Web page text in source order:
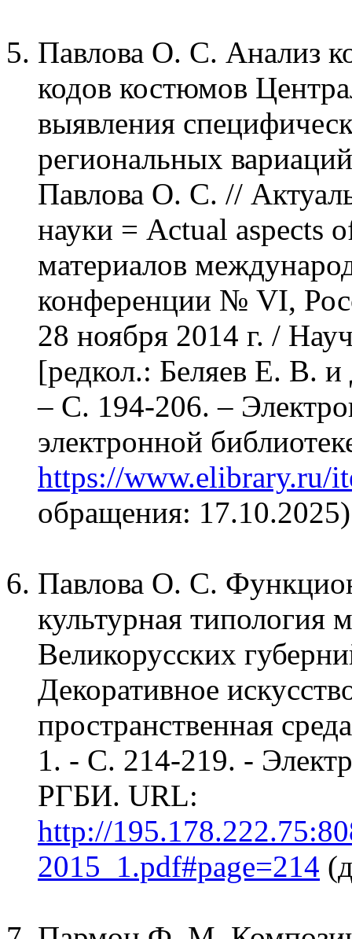
Павлова О. С. Анализ
кодов костюмов
выявления
региональных
Павлова О. С. //
науки = Actual aspects
материалов
конференции № VI,
28 ноября 2014 г. /
[редкол.: Беляев Е. В.
– С. 194-206. –
электронной
https://www.elibrary.ru/
обращения:
Павлова О. С.
культурная типология
Великорусских
Декоративное
пространственная
1. - С. 214-219. -
РГБИ. URL:
http://
2015_1.pdf#page=214